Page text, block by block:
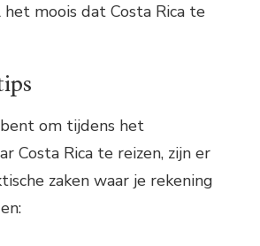
moois dat Costa Rica te
om tijdens het
Costa Rica te reizen, zijn er
zaken waar je rekening